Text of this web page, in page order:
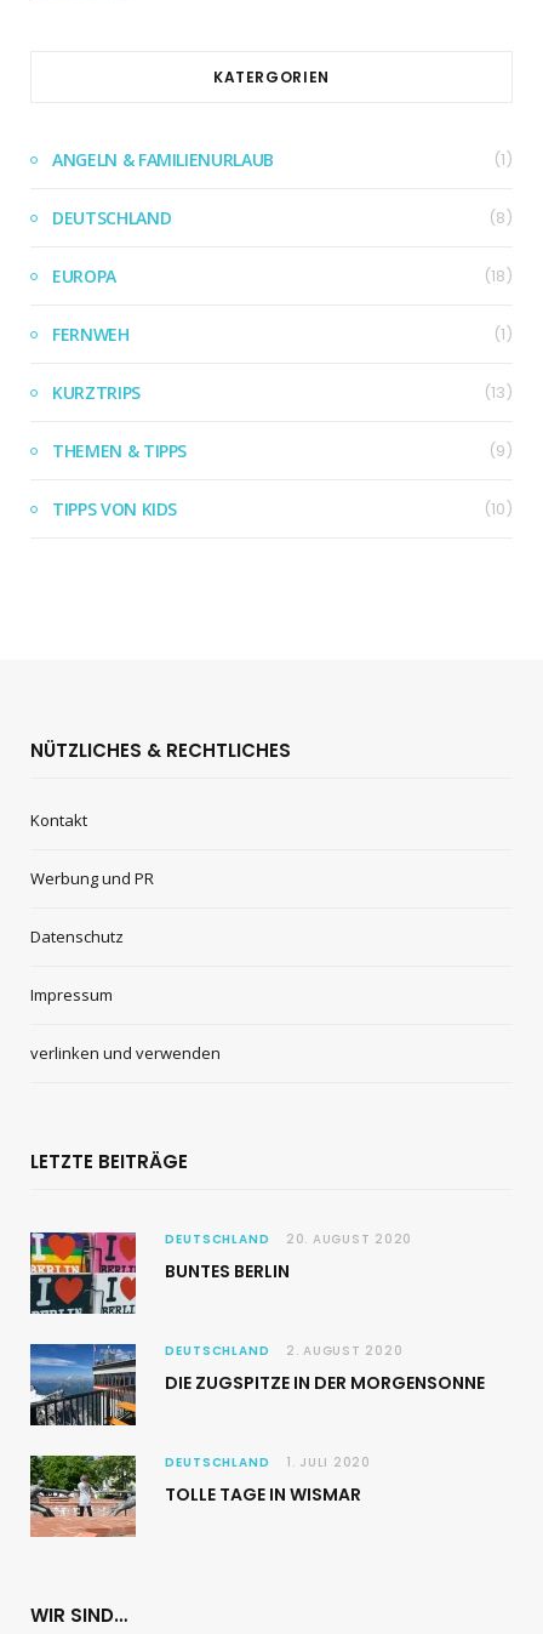
KATERGORIEN
ANGELN & FAMILIENURLAUB (1)
DEUTSCHLAND (8)
EUROPA (18)
FERNWEH (1)
KURZTRIPS (13)
THEMEN & TIPPS (9)
TIPPS VON KIDS (10)
NÜTZLICHES & RECHTLICHES
Kontakt
Werbung und PR
Datenschutz
Impressum
verlinken und verwenden
LETZTE BEITRÄGE
DEUTSCHLAND 20. AUGUST 2020
BUNTES BERLIN
DEUTSCHLAND 2. AUGUST 2020
DIE ZUGSPITZE IN DER MORGENSONNE
DEUTSCHLAND 1. JULI 2020
TOLLE TAGE IN WISMAR
WIR SIND…